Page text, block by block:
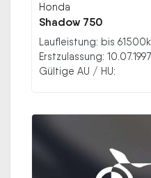
Honda
Shadow 750
Laufleistung: bis
Erstzulassung:
Gültige AU / HU: